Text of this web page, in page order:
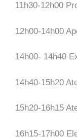
11h30-12h00
12h00-14h00
14h00- 14h40
14h40-15h20
15h20-16h15
16h15-17h00